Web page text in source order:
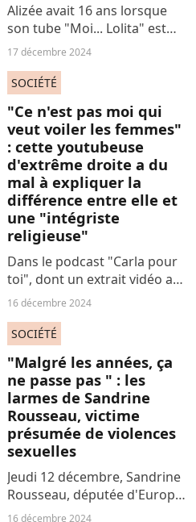
Alizée avait 16 ans lorsque
son tube "Moi... Lolita" est
sorti, en 2000. Désormais
n'échappe pas aux
commentaires âgistes.
17 décembre 2024
SOCIÉTÉ
"Ce n'est pas moi qui
veut voiler les femmes"
: cette youtubeuse
d'extrême droite a du
mal à expliquer la
différence entre elle et
une "intégriste
religieuse"
Dans le podcast "Carla pour
toi", dont un extrait vidéo a
été publié sur Tiktok le 12
militante d'extrême droite,
débat face une féministe... ou
plutôt elle...
16 décembre 2024
SOCIÉTÉ
"Malgré les années, ça
ne passe pas " : les
larmes de Sandrine
Rousseau, victime
présumée de violences
sexuelles
Jeudi 12 décembre, Sandrine
Rousseau, députée d'Europe
Ecologie Les Verts (EELV), a
16 décembre 2024